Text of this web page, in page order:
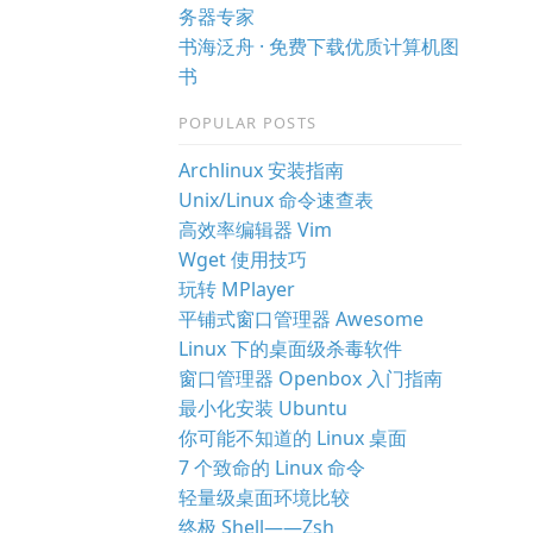
务器专家
书海泛舟 · 免费下载优质计算机图
书
POPULAR POSTS
Archlinux 安装指南
Unix/Linux 命令速查表
高效率编辑器 Vim
Wget 使用技巧
玩转 MPlayer
平铺式窗口管理器 Awesome
Linux 下的桌面级杀毒软件
窗口管理器 Openbox 入门指南
最小化安装 Ubuntu
你可能不知道的 Linux 桌面
7 个致命的 Linux 命令
轻量级桌面环境比较
终极 Shell——Zsh